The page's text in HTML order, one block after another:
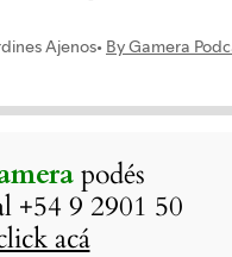
podés
+54 9 2901 50
acá